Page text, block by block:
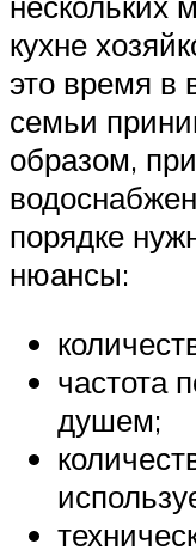
кухне
это время в
семьи
образом,
порядке
нюансы:
частота
душем;